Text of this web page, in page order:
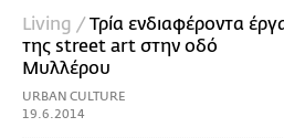
Living /Τρία ενδιαφέροντα
της street art στην οδό
Μυλλέρου
URBAN CULTURE
19.6.2014